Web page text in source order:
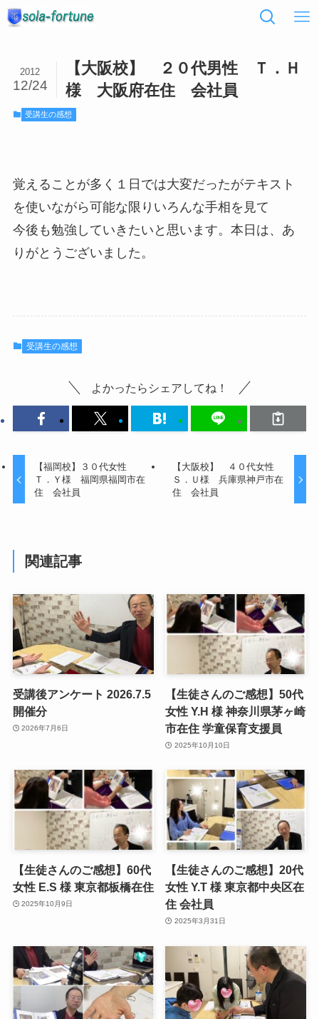
【大阪校】 ２０代男性 Ｔ．Ｈ
様 大阪府在住 会社員
2012
12/24
受講生の感想
覚えることが多く１日では大変だったがテキスト
を使いながら可能な限りいろんな手相を見て
今後も勉強していきたいと思います。本日は、あ
りがとうございました。
受講生の感想
よかったらシェアしてね！
【福岡校】３０代女性
Ｔ．Ｙ様 福岡県福岡市在
住 会社員
【大阪校】 ４０代女性
Ｓ．Ｕ様 兵庫県神戸市在
住 会社員
関連記事
受講後アンケート 2026.7.5
開催分
2026年7月6日
【生徒さんのご感想】50代
女性 Y.H 様 神奈川県茅ヶ崎
市在住 学童保育支援員
2025年10月10日
【生徒さんのご感想】60代
女性 E.S 様 東京都板橋在住
2025年10月9日
【生徒さんのご感想】20代
女性 Y.T 様 東京都中央区在
住 会社員
2025年3月31日